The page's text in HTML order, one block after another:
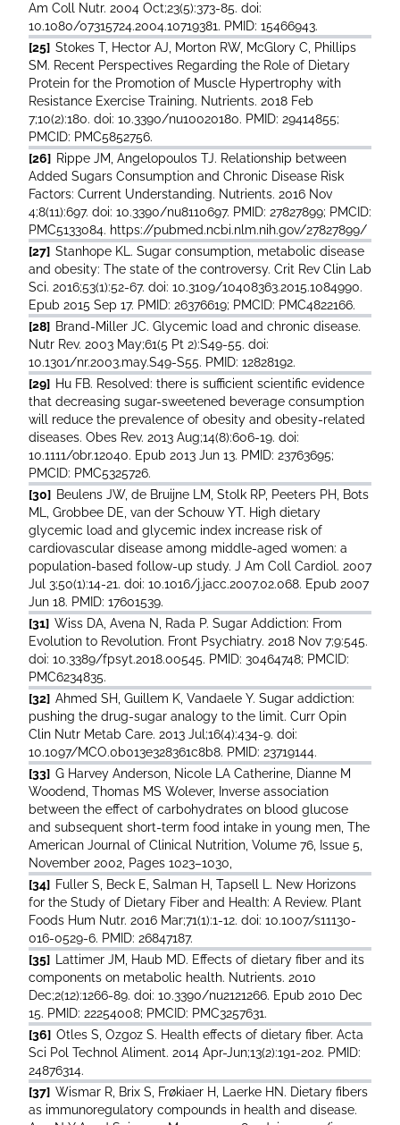
Am Coll Nutr. 2004 Oct;23(5):373-85. doi:
10.1080/07315724.2004.10719381. PMID: 15466943.
[25] Stokes T, Hector AJ, Morton RW, McGlory C, Phillips
SM. Recent Perspectives Regarding the Role of Dietary
Protein for the Promotion of Muscle Hypertrophy with
Resistance Exercise Training. Nutrients. 2018 Feb
7;10(2):180. doi: 10.3390/nu10020180. PMID: 29414855;
PMCID: PMC5852756.
[26] Rippe JM, Angelopoulos TJ. Relationship between
Added Sugars Consumption and Chronic Disease Risk
Factors: Current Understanding. Nutrients. 2016 Nov
4;8(11):697. doi: 10.3390/nu8110697. PMID: 27827899; PMCID:
PMC5133084. https://pubmed.ncbi.nlm.nih.gov/27827899/
[27] Stanhope KL. Sugar consumption, metabolic disease
and obesity: The state of the controversy. Crit Rev Clin Lab
Sci. 2016;53(1):52-67. doi: 10.3109/10408363.2015.1084990.
Epub 2015 Sep 17. PMID: 26376619; PMCID: PMC4822166.
[28] Brand-Miller JC. Glycemic load and chronic disease.
Nutr Rev. 2003 May;61(5 Pt 2):S49-55. doi:
10.1301/nr.2003.may.S49-S55. PMID: 12828192.
[29] Hu FB. Resolved: there is sufficient scientific evidence
that decreasing sugar-sweetened beverage consumption
will reduce the prevalence of obesity and obesity-related
diseases. Obes Rev. 2013 Aug;14(8):606-19. doi:
10.1111/obr.12040. Epub 2013 Jun 13. PMID: 23763695;
PMCID: PMC5325726.
[30] Beulens JW, de Bruijne LM, Stolk RP, Peeters PH, Bots
ML, Grobbee DE, van der Schouw YT. High dietary
glycemic load and glycemic index increase risk of
cardiovascular disease among middle-aged women: a
population-based follow-up study. J Am Coll Cardiol. 2007
Jul 3;50(1):14-21. doi: 10.1016/j.jacc.2007.02.068. Epub 2007
Jun 18. PMID: 17601539.
[31] Wiss DA, Avena N, Rada P. Sugar Addiction: From
Evolution to Revolution. Front Psychiatry. 2018 Nov 7;9:545.
doi: 10.3389/fpsyt.2018.00545. PMID: 30464748; PMCID:
PMC6234835.
[32] Ahmed SH, Guillem K, Vandaele Y. Sugar addiction:
pushing the drug-sugar analogy to the limit. Curr Opin
Clin Nutr Metab Care. 2013 Jul;16(4):434-9. doi:
10.1097/MCO.0b013e328361c8b8. PMID: 23719144.
[33] G Harvey Anderson, Nicole LA Catherine, Dianne M
Woodend, Thomas MS Wolever, Inverse association
between the effect of carbohydrates on blood glucose
and subsequent short-term food intake in young men, The
American Journal of Clinical Nutrition, Volume 76, Issue 5,
November 2002, Pages 1023–1030,
[34] Fuller S, Beck E, Salman H, Tapsell L. New Horizons
for the Study of Dietary Fiber and Health: A Review. Plant
Foods Hum Nutr. 2016 Mar;71(1):1-12. doi: 10.1007/s11130-
016-0529-6. PMID: 26847187.
[35]
Lattimer JM, Haub MD. Effects of dietary fiber and its
components on metabolic health. Nutrients. 2010
Dec;2(12):1266-89. doi: 10.3390/nu2121266. Epub 2010 Dec
15. PMID: 22254008; PMCID: PMC3257631.
[36] Otles S, Ozgoz S. Health effects of dietary fiber. Acta
Sci Pol Technol Aliment. 2014 Apr-Jun;13(2):191-202. PMID:
24876314.
[37] Wismar R, Brix S, Frøkiaer H, Laerke HN. Dietary fibers
as immunoregulatory compounds in health and disease.